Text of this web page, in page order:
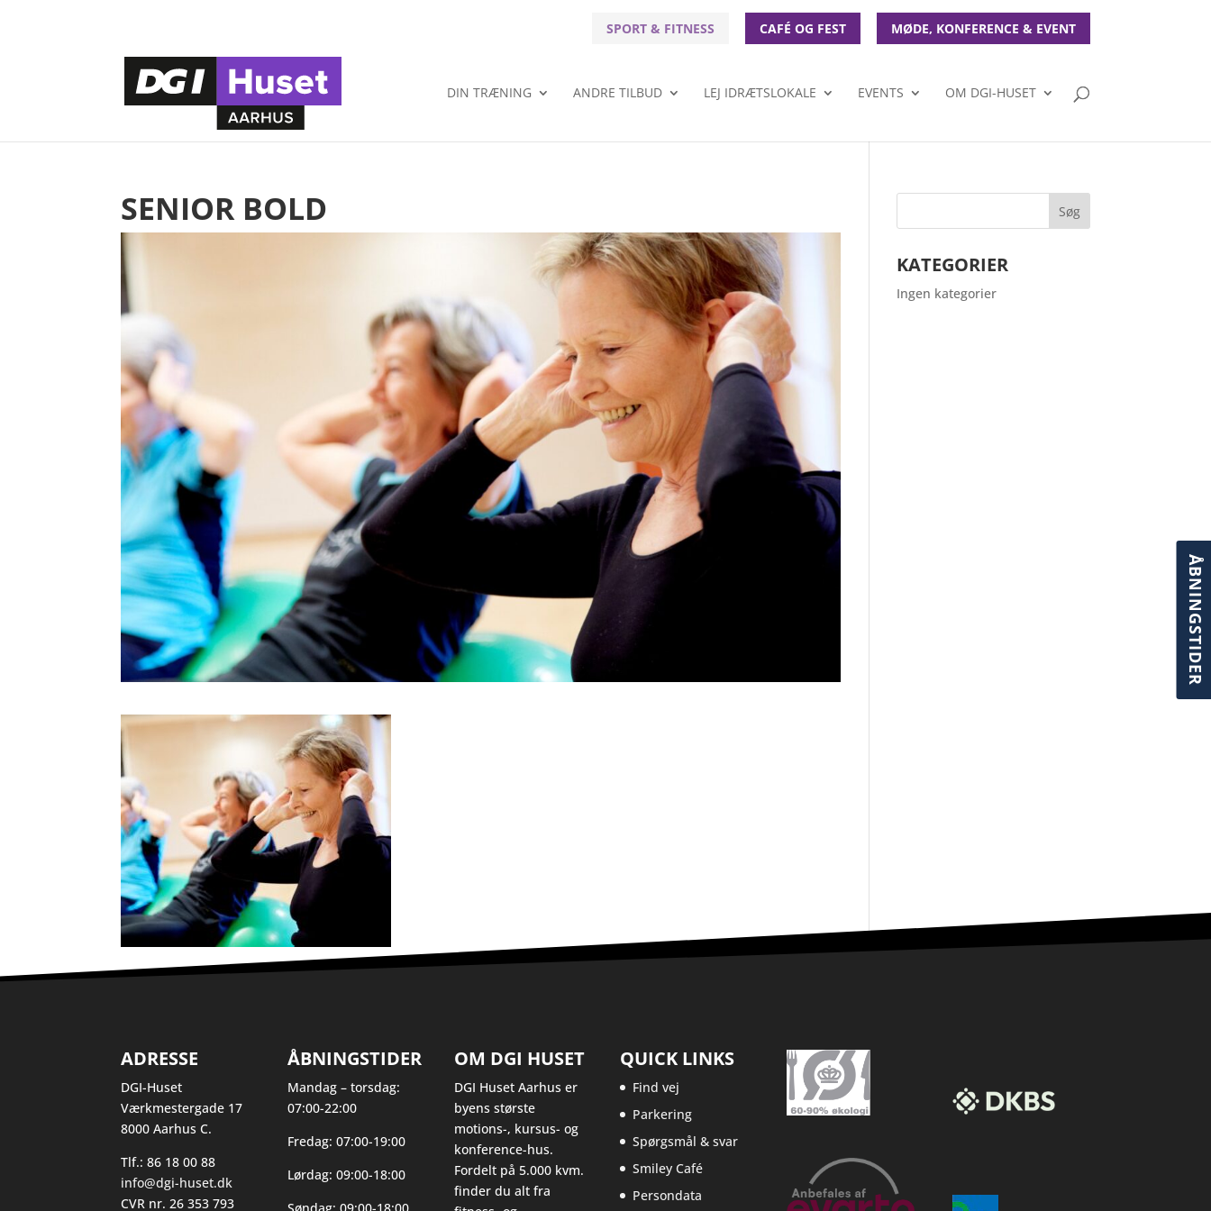
ÅBNINGSTIDER
SPORT & FITNESS CAFÉ OG FEST MØDE, KONFERENCE & EVENT
DIN TRÆNING ANDRE TILBUD LEJ IDRÆTSLOKALE EVENTS OM DGI-HUSET
SENIOR BOLD
KATEGORIER
Ingen kategorier
ADRESSE
DGI-Huset
Værkmestergade 17
8000 Aarhus C.
Tlf.: 86 18 00 88
info@dgi-huset.dk
CVR nr. 26 353 793
ÅBNINGSTIDER
Mandag – torsdag:
07:00-22:00
Fredag: 07:00-19:00
Lørdag: 09:00-18:00
OM DGI HUSET
DGI Huset Aarhus er
byens største
motions-, kursus- og
konference-hus.
Fordelt på 5.000 kvm.
finder du alt fra
QUICK LINKS
Find vej
Parkering
Spørgsmål & svar
Smiley Café
Persondata